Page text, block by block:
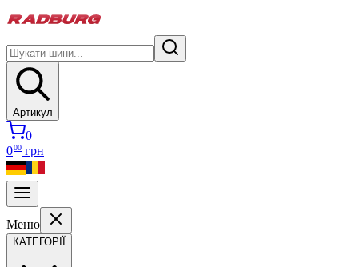
Артикул
0
000 грн
Меню
КАТЕГОРІЇ